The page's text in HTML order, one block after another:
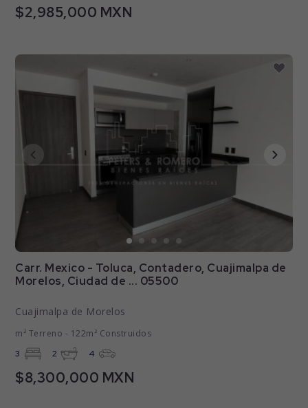
$2,985,000 MXN
Carr. Mexico - Toluca, Contadero, Cuajimalpa de
Morelos, Ciudad de ... 05500
Cuajimalpa de Morelos
m² Terreno - 122m² Construidos
3 2 4
$8,300,000 MXN